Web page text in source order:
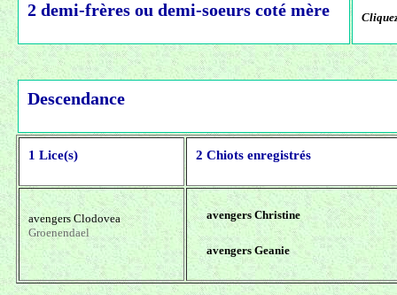
2 demi-frères ou demi-soeurs coté mère
Descendance
1 Lice(s) 2 Chiots enregistrés
avengers Clodovea
Groenendael
avengers Christine
avengers Geanie